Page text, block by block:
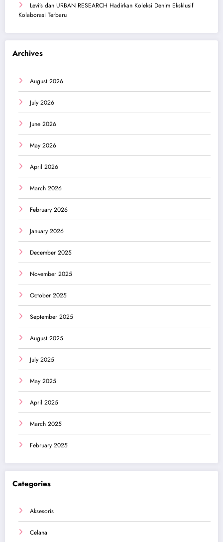
Levi’s dan URBAN RESEARCH Hadirkan Koleksi Denim Eksklusif
Kolaborasi Terbaru
Archives
August 2026
July 2026
June 2026
May 2026
April 2026
March 2026
February 2026
January 2026
December 2025
November 2025
October 2025
September 2025
August 2025
July 2025
May 2025
April 2025
March 2025
February 2025
Categories
Aksesoris
Celana